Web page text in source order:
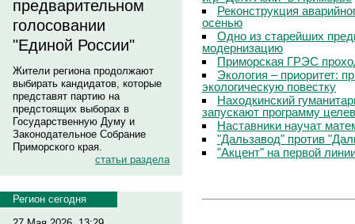
предварительном
голосовании
"Единой России"
Жители региона продолжают
выбирать кандидатов, которые
представят партию на
предстоящих выборах в
Государственную Думу и
Законодательное Собрание
Приморского края.
статьи раздела
Регион сегодня
Реконструкция
осенью
Одно из старейших
модернизацию
Приморская ГРЭС
Экология – приоритет:
экологическую повестку
Находкинский
запускают программу
Наставники научат
"Дальзавод" против
"Акцент" на первой